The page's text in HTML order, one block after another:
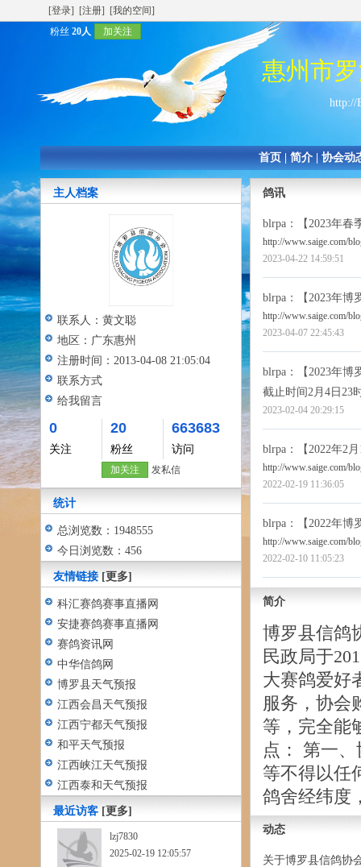
[登录] [注册]
[我的空间]
粉丝 20人 加关注
惠州市
http://
首页 简介 协会动
主人档案
联系人： 黄文聪
地区： 广东惠州
注册时间： 2013-04-08 21:05:04
联系方式
给我留言
0
关注
20
粉丝
663683
访问
加关注 发私信
统计
总浏览数：1948555
今日浏览数：456
友情链接 [更多]
科汇赛鸽赛事直播网
安捷赛鸽赛事直播网
赛鸽资讯网
中华信鸽网
博罗县天气预报
江西会昌天气预报
江西宁都天气预报
和平天气预报
江西峡江天气预报
江西泰和天气预报
最近访客 [更多]
lzj7830
2025-02-19 12:05:57
鸽讯
blrpa ：【2023年
http://www.saige.com/
2023-04-22 14:59:51
blrpa ：【2023年
http://www.saige.com/
2023-04-07 22:45:43
blrpa ：【2023年
截止时间2月4日23
2023-02-04 20:29:15
blrpa ：【2022年2
http://www.saige.com/
2022-02-19 11:36:05
blrpa ：【2022年
http://www.saige.com/
2022-02-10 11:05:23
简介
博罗县信鸽
民政局于
大赛鸽爱好
服务，协会
等，完全能
点： 第一
等不得以任
鸽舍经纬度
动态
关于博罗县信鸽协